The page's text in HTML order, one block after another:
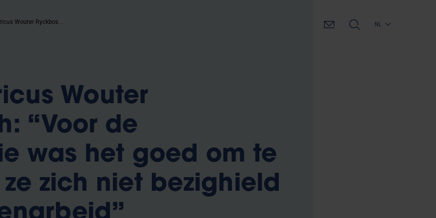
NL
Wouter
“Voor de
was het goed om te
zich niet bezighield